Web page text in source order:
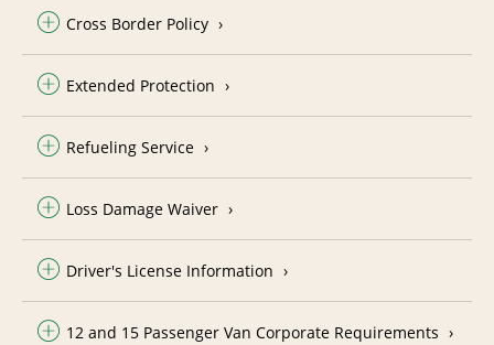
Cross Border Policy
Extended Protection
Refueling Service
Loss Damage Waiver
Driver's License Information
12 and 15 Passenger Van Corporate Requirements